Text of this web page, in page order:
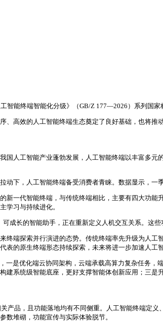
能终端智能化分级》（GB/Z 177—2026）系列国
高效的人工智能终端生态奠定了良好基础，也将推
国人工智能产业蓬勃发展，人工智能终端以丰富多
下，人工智能终端备受消费者青睐。数据显示，一
一代智能终端，与传统终端相比，主要有四大功
学习与持续进化。
成长的智能助手，正在重新定义人机交互关系。这
端探索并行演进的态势。传统终端率先升级为人
的原生终端形态持续探索，未来将进一步加速人工
是优化端云协同架构，云端承载高算力复杂任务
系统级智能底座，更好支撑智能体创新应用；三
产品，且功能落地均有不同侧重。人工智能终端定
数堆砌，功能宣传与实际体验脱节。